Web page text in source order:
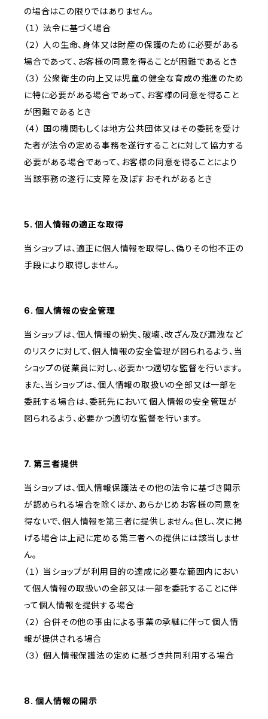
の場合はこの限りではありません。
（１） 法令に基づく場合
（２） 人の生命、身体又は財産の保護のために必要がある
場合であって、お客様の同意を得ることが困難であるとき
（３） 公衆衛生の向上又は児童の健全な育成の推進のため
に特に必要がある場合であって、お客様の同意を得ること
が困難であるとき
（４） 国の機関もしくは地方公共団体又はその委託を受け
た者が法令の定める事務を遂行することに対して協力する
必要がある場合であって、お客様の同意を得ることにより
当該事務の遂行に支障を及ぼすおそれがあるとき
5. 個人情報の適正な取得
当ショップは、適正に個人情報を取得し、偽りその他不正の
手段により取得しません。
6. 個人情報の安全管理
当ショップは、個人情報の紛失、破壊、改ざん及び漏洩など
のリスクに対して、個人情報の安全管理が図られるよう、当
ショップの従業員に対し、必要かつ適切な監督を行います。
また、当ショップは、個人情報の取扱いの全部又は一部を
委託する場合は、委託先において個人情報の安全管理が
図られるよう、必要かつ適切な監督を行います。
7. 第三者提供
当ショップは、個人情報保護法その他の法令に基づき開示
が認められる場合を除くほか、あらかじめお客様の同意を
得ないで、個人情報を第三者に提供しません。但し、次に掲
げる場合は上記に定める第三者への提供には該当しませ
ん。
（１） 当ショップが利用目的の達成に必要な範囲内におい
て個人情報の取扱いの全部又は一部を委託することに伴
って個人情報を提供する場合
（２） 合併その他の事由による事業の承継に伴って個人情
報が提供される場合
（３） 個人情報保護法の定めに基づき共同利用する場合
8. 個人情報の開示